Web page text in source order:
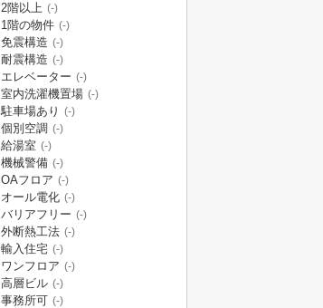
2階以上 (-)
1階の物件 (-)
免震構造 (-)
耐震構造 (-)
エレベーター (-)
室内洗濯機置場 (-)
駐車場あり (-)
個別空調 (-)
給湯室 (-)
機械警備 (-)
OAフロア (-)
オール電化 (-)
バリアフリー (-)
外断熱工法 (-)
輸入住宅 (-)
ワンフロア (-)
高層ビル (-)
事務所可 (-)